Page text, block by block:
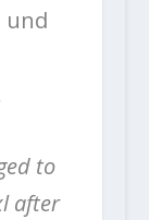
und
to
after